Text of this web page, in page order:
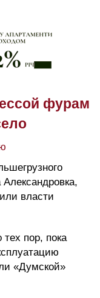
фурам
власти
тех пор, пока
«Думской»